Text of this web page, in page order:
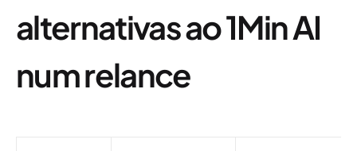
alternativas ao 1Min AI
num relance